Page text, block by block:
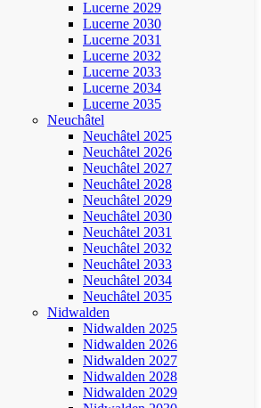
Lucerne 2029
Lucerne 2030
Lucerne 2031
Lucerne 2032
Lucerne 2033
Lucerne 2034
Lucerne 2035
Neuchâtel
Neuchâtel 2025
Neuchâtel 2026
Neuchâtel 2027
Neuchâtel 2028
Neuchâtel 2029
Neuchâtel 2030
Neuchâtel 2031
Neuchâtel 2032
Neuchâtel 2033
Neuchâtel 2034
Neuchâtel 2035
Nidwalden
Nidwalden 2025
Nidwalden 2026
Nidwalden 2027
Nidwalden 2028
Nidwalden 2029